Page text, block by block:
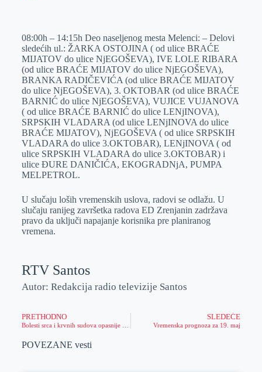
e
r
I
n
s
A
p
p
a
i
l
08:00h – 14:15h Deo naseljenog mesta Melenci: – Delovi
sledećih ul.: ŽARKA OSTOJINA ( od ulice BRAĆE
MIJATOV do ulice NjEGOŠEVA), IVE LOLE RIBARA
(od ulice BRAĆE MIJATOV do ulice NjEGOŠEVA),
BRANKA RADIČEVIĆA (od ulice BRAĆE MIJATOV
do ulice NjEGOŠEVA), 3. OKTOBAR (od ulice BRAĆE
BARNIĆ do ulice NjEGOŠEVA), VUJICE VUJANOVA
( od ulice BRAĆE BARNIĆ do ulice LENjINOVA),
SRPSKIH VLADARA (od ulice LENjINOVA do ulice
BRAĆE MIJATOV), NjEGOŠEVA ( od ulice SRPSKIH
VLADARA do ulice 3.OKTOBAR), LENjINOVA ( od
ulice SRPSKIH VLADARA do ulice 3.OKTOBAR) i
ulice ĐURE DANIČIĆA, EKOGRADNjA, PUMPA
MELPETROL.
U slučaju loših vremenskih uslova, radovi se odlažu. U
slučaju ranijeg završetka radova ED Zrenjanin zadržava
pravo da uključi napajanje korisnika pre planiranog
vremena.
RTV Santos
Autor: Redakcija radio televizije Santos
PRETHODNO SLEDEĆE
Vremenska prognoza za 19. maj
POVEZANE vesti